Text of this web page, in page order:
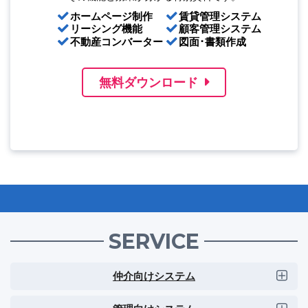
ホームページ制作
リーシング機能
不動産コンバーター
賃貸管理システム
顧客管理システム
図面･書類作成
無料ダウンロード
SERVICE
仲介向けシステム